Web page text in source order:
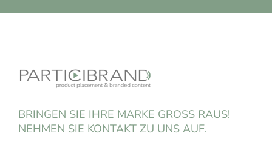
BRINGEN SIE IHRE MARKE GROSS RAUS!
NEHMEN SIE KONTAKT ZU UNS AUF.